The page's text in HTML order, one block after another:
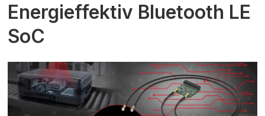
Energieffektiv Bluetooth LE
SoC